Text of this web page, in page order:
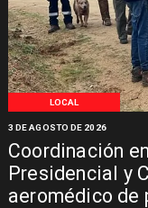
LOCAL
Coordinación
Presidencial y
aeromédico de
3 DE AGOSTO DE 2026